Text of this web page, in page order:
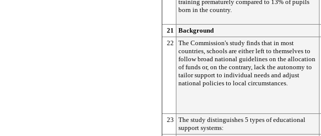
training prematurely compared to 13% of pupils
born in the country.
21
Background
22
The Commission's study finds that in most
countries, schools are either left to themselves to
follow broad national guidelines on the allocation
of funds or, on the contrary, lack the autonomy to
tailor support to individual needs and adjust
national policies to local circumstances.
23
The study distinguishes 5 types of educational
support systems: